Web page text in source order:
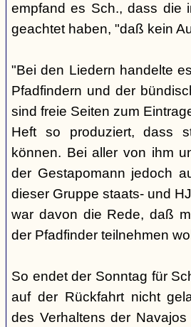
empfand es Sch., dass die
geachtet haben, "daß kein
"Bei den Liedern handelte
Pfadfindern und der
sind freie Seiten zum
Heft so produziert, dass
können. Bei aller von ihm
der Gestapomann jedoch
dieser Gruppe staats- und
war davon die Rede, daß
der Pfadfinder teilnehmen
So endet der Sonntag für
auf der Rückfahrt nicht
des Verhaltens der